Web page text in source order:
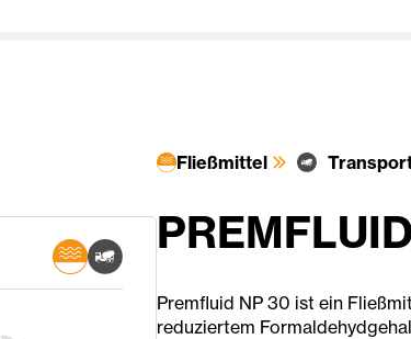
Fließmittel
Premfluid NP 30 ist ein
reduziertem